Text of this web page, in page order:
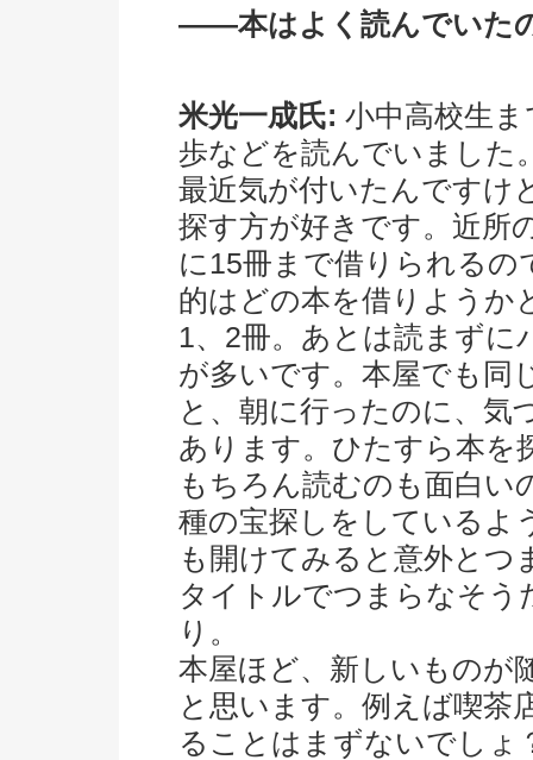
――本はよく読んでいた
米光一成氏: 小中高校生
歩などを読んでいました
最近気が付いたんですけ
探す方が好きです。近所
に15冊まで借りられるの
的はどの本を借りようか
1、2冊。あとは読まず
が多いです。本屋でも同
と、朝に行ったのに、気
あります。ひたすら本を
もちろん読むのも面白い
種の宝探しをしているよ
も開けてみると意外とつ
タイトルでつまらなそう
り。
本屋ほど、新しいものが
と思います。例えば喫茶
ることはまずないでしょ